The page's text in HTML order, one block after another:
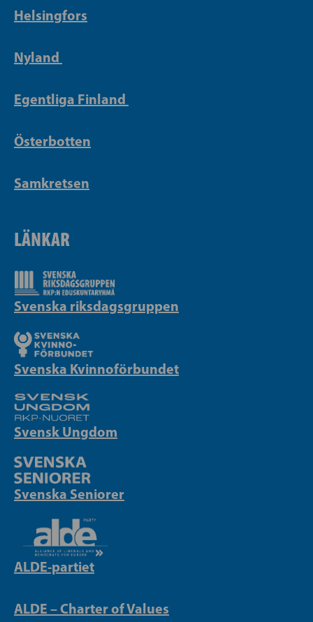
Helsingfors
Nyland
Egentliga Finland
Österbotten
Samkretsen
LÄNKAR
Svenska riksdagsgruppen
Svenska Kvinnoförbundet
Svensk Ungdom
Svenska Seniorer
ALDE-partiet
ALDE – Charter of Values